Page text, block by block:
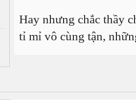
Hay nhưng chắc thầy
tỉ mỉ vô cùng tận,